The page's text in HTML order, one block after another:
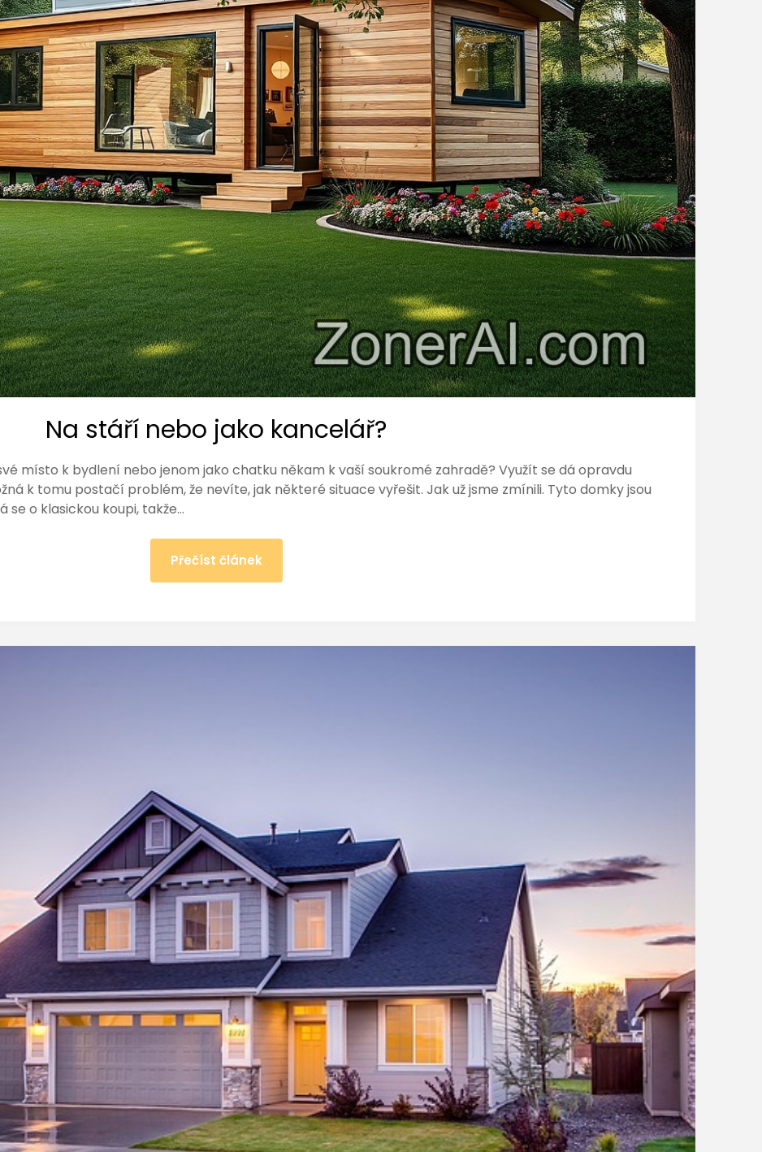
Na stáří nebo jako kancelář?
místo k bydlení nebo jenom jako chatku někam k vaší soukromé zahradě? Využít se dá opravdu
k tomu postačí problém, že nevíte, jak některé situace vyřešit. Jak už jsme zmínili. Tyto domky jsou
se o klasickou koupi, takže…
Přečíst článek